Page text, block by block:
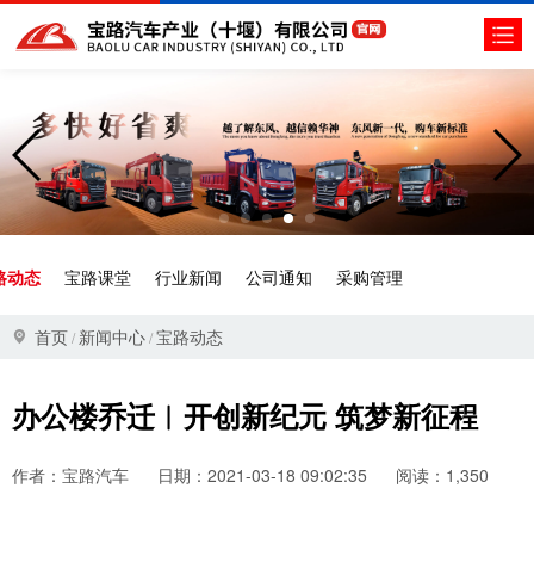
动态 宝路课堂 行业新闻 公司通知 采购管理
首页/ 新闻中心/宝路动态
办公楼乔迁︱开创新纪元 筑梦新征程
作者：宝路汽车 日期：2021-03-18 09:02:35 阅读：1,350